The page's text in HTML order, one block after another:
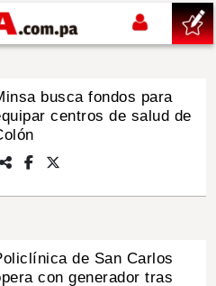
busca fondos para
centros de salud de
de San Carlos
con generador tras